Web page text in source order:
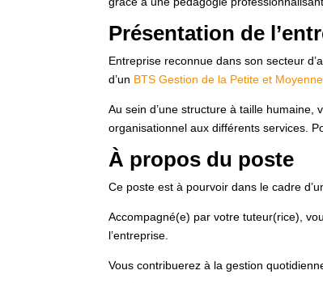
Présentation de
Entreprise reconnue dans son secteur
d’un BTS Gestion de la Petite et
Au sein d’une structure à taille
organisationnel aux différents services.
À propos du poste
Ce poste est à pourvoir dans le cadre
Accompagné(e) par votre tuteur(rice),
l’entreprise.
Vous contribuerez à la gestion